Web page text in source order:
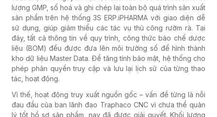
lượng GMP, số hoá và ghi chép lại toàn bộ quá trình sản xuất
sản phẩm trên hệ thống 3S ERP.iPHARMA với giao diện dễ
sử dụng, giúp giảm thiểu các tác vụ thủ công rườm rà. Tại
đây, tất cả thông tin về quy trình, công thức bào chế dược
liệu (BOM) đều được đưa lên môi trường số để hình thành
kho dữ liệu Master Data. Để tăng tính bảo mật, hệ thống cho
phép phân quyền truy cập và lưu lại lịch sử của từng thao
tác, hoạt động.
Vì thế, hoạt động truy xuất nguồn gốc – vấn đề từng là nỗi
đau đầu của ban lãnh đạo Traphaco CNC vì chưa thể quản
lý tốt hồ sơ sản phẩm, nay đã được giải quyết. Khối lượng